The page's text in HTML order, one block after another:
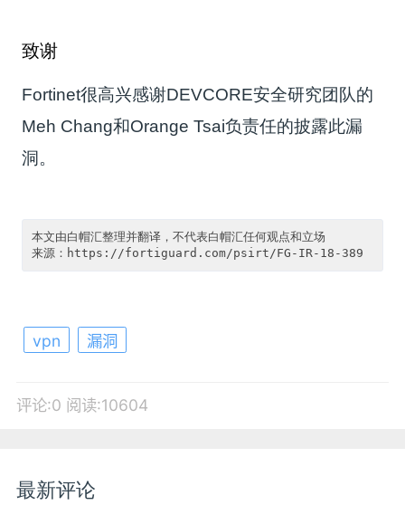
致谢
Fortinet很高兴感谢DEVCORE安全研究团队的
Meh Chang和Orange Tsai负责任的披露此漏
洞。
本文由白帽汇整理并翻译，不代表白帽汇任何观点和立场
来源：https://fortiguard.com/psirt/FG-IR-18-389
vpn 漏洞
评论:0 阅读:10604
最新评论